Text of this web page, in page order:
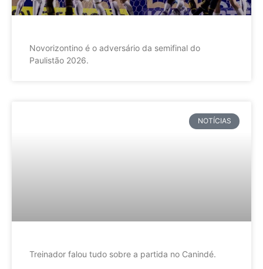
Novorizontino é o adversário da semifinal do
Paulistão 2026.
NOTÍCIAS
Treinador falou tudo sobre a partida no Canindé.